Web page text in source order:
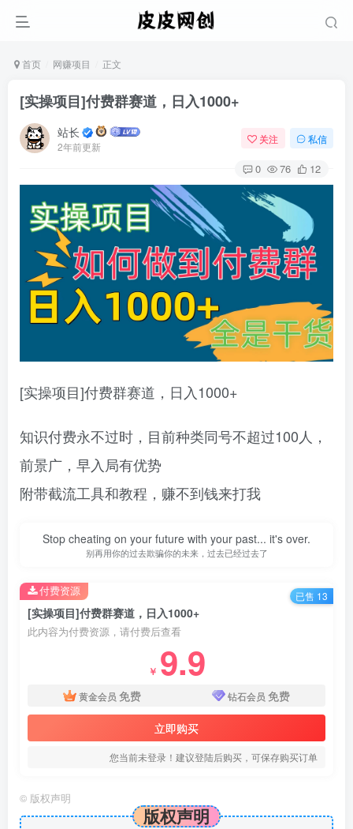
首页 网赚项目 正文
[实操项目]付费群赛道，日入1000+
站长
2年前更新
关注 私信
0 76 12
[实操项目]付费群赛道，日入1000+
知识付费永不过时，目前种类同号不超过100人，
前景广，早入局有优势
附带截流工具和教程，赚不到钱来打我
Stop cheating on your future with your past... it's over.
别再用你的过去欺骗你的未来，过去已经过去了
[实操项目]付费群赛道，日入1000+
此内容为付费资源，请付费后查看
￥ 9.9
黄金会员 免费 钻石会员 免费
立即购买
您当前未登录！建议登陆后购买，可保存购买订单
付费资源 已售 13
© 版权声明
版权声明